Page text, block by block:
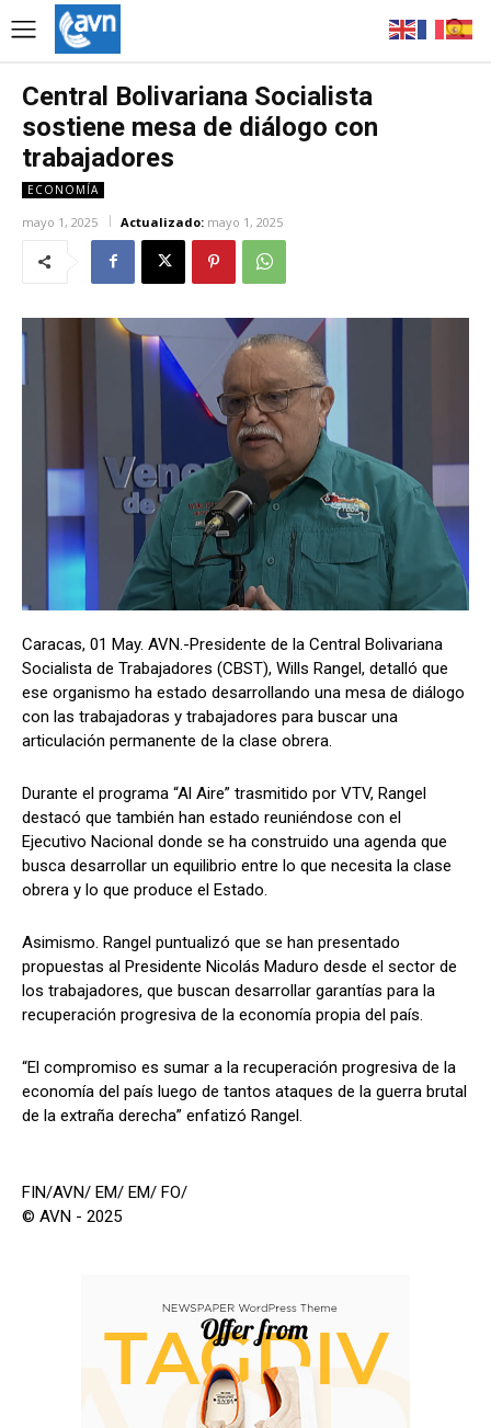
Central Bolivariana Socialista
sostiene mesa de diálogo con
trabajadores
ECONOMÍA
mayo 1, 2025 Actualizado: mayo 1, 2025
Caracas, 01 May. AVN.-Presidente de la Central Bolivariana
Socialista de Trabajadores (CBST), Wills Rangel, detalló que
ese organismo ha estado desarrollando una mesa de diálogo
con las trabajadoras y trabajadores para buscar una
articulación permanente de la clase obrera.
Durante el programa “Al Aire” trasmitido por VTV, Rangel
destacó que también han estado reuniéndose con el
Ejecutivo Nacional donde se ha construido una agenda que
busca desarrollar un equilibrio entre lo que necesita la clase
obrera y lo que produce el Estado.
Asimismo. Rangel puntualizó que se han presentado
propuestas al Presidente Nicolás Maduro desde el sector de
los trabajadores, que buscan desarrollar garantías para la
recuperación progresiva de la economía propia del país.
“El compromiso es sumar a la recuperación progresiva de la
economía del país luego de tantos ataques de la guerra brutal
de la extraña derecha” enfatizó Rangel.
FIN/AVN/ EM/ EM/ FO/
© AVN - 2025